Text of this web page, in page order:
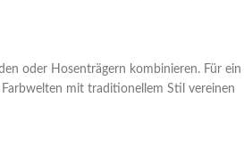
oder Hosenträgern kombinieren. Für ein
mit traditionellem Stil vereinen